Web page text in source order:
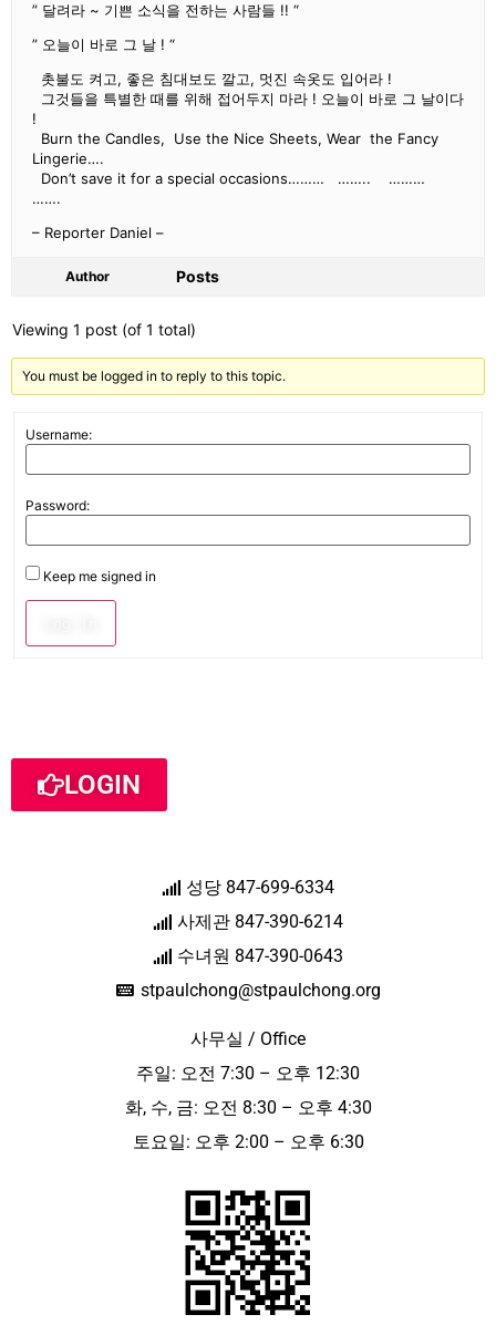
” 달려라 ~ 기쁜 소식을 전하는 사람들 !! “
” 오늘이 바로 그 날 ! “
촛불도 켜고, 좋은 침대보도 깔고, 멋진 속옷도 입어라 !
그것들을 특별한 때를 위해 접어두지 마라 ! 오늘이 바로 그 날이다
!
Burn the Candles, Use the Nice Sheets, Wear the Fancy
Lingerie….
Don’t save it for a special occasions……… …….. ………
…….
– Reporter Daniel –
Author Posts
Viewing 1 post (of 1 total)
You must be logged in to reply to this topic.
Username:
Password:
Keep me signed in
LOGIN
성당 847-699-6334
사제관 847-390-6214
수녀원 847-390-0643
stpaulchong@stpaulchong.org
사무실 / Office
주일: 오전 7:30 – 오후 12:30
화, 수, 금: 오전 8:30 – 오후 4:30
토요일: 오후 2:00 – 오후 6:30